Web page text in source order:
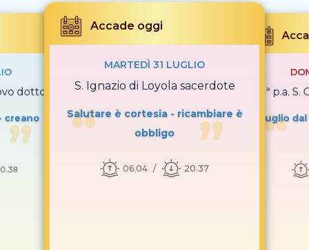
dottore
creano
Accade oggi
MARTEDÌ 31 LUGLIO
S. Ignazio di Loyola sacerdote
Salutare è cortesia - ricambiare è
obbligo
06.04 20.37
D 13ª p.a.
Luglio